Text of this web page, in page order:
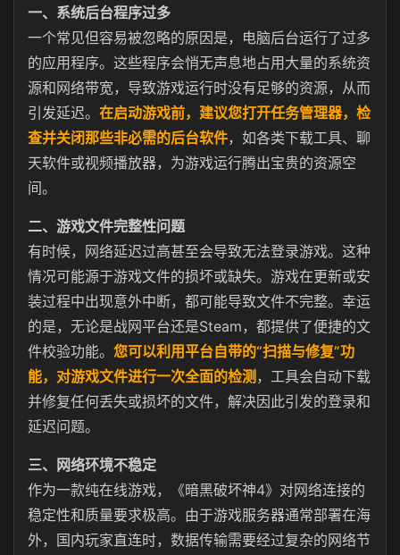
一、系统后台程序过多
一个常见但容易被忽略的原因是，电脑后台运行了过多
的应用程序。这些程序会悄无声息地占用大量的系统资
源和网络带宽，导致游戏运行时没有足够的资源，从而
引发延迟。 在启动游戏前，建议您打开任务管理器，检
查并关闭那些非必需的后台软件，如各类下载工具、聊
天软件或视频播放器，为游戏运行腾出宝贵的资源空
间。
二、游戏文件完整性问题
有时候，网络延迟过高甚至会导致无法登录游戏。这种
情况可能源于游戏文件的损坏或缺失。游戏在更新或安
装过程中出现意外中断，都可能导致文件不完整。幸运
的是，无论是战网平台还是Steam，都提供了便捷的文
件校验功能。 您可以利用平台自带的“扫描与修复”功
能，对游戏文件进行一次全面的检测 ，工具会自动下载
并修复任何丢失或损坏的文件，解决因此引发的登录和
延迟问题。
三、网络环境不稳定
作为一款纯在线游戏，《暗黑破坏神4》对网络连接的
稳定性和质量要求极高。由于游戏服务器通常部署在海
外，国内玩家直连时，数据传输需要经过复杂的网络节